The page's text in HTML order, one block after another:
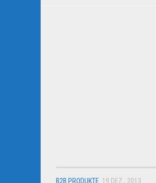
B2B PRODUKTE 19 DEZ., 2013